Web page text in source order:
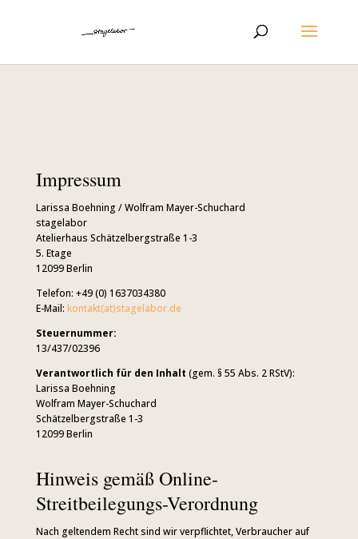
Impressum
Larissa Boehning / Wolfram Mayer-Schuchard
stagelabor
Atelierhaus Schätzelbergstraße 1-3
5. Etage
12099 Berlin
Telefon: +49 (0) 1637034380
E-Mail: kontakt(at)stagelabor.de
Steuernummer:
13/437/02396
Verantwortlich für den Inhalt (gem. § 55 Abs. 2 RStV):
Larissa Boehning
Wolfram Mayer-Schuchard
Schätzelbergstraße 1-3
12099 Berlin
Hinweis gemäß Online-
Streitbeilegungs-Verordnung
Nach geltendem Recht sind wir verpflichtet, Verbraucher auf